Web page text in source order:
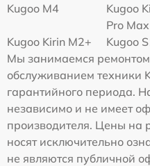
Kugoo M4
Kugoo
Pro Max
Kugoo Kirin M2+
Kugoo
Мы занимаемся
обслуживанием техники
гарантийного периода.
независимо и не имеет
производителя. Цены на
носят исключительно
не являются публичной